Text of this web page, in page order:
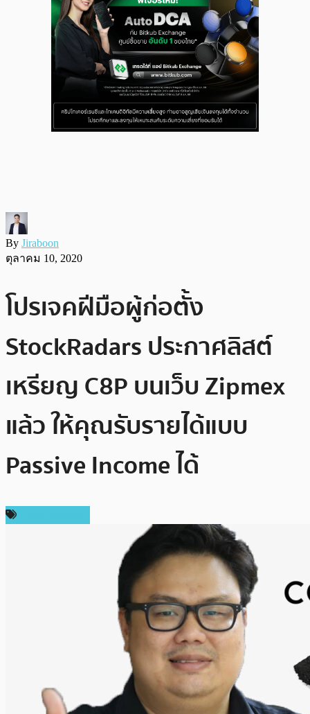
By Jiraboon
ตุลาคม 10, 2020
โปรเจคฝีมือผู้ก่อตั้ง
StockRadars ประกาศลิสต์
เหรียญ C8P บนเว็บ Zipmex
แล้ว ให้คุณรับรายได้แบบ
Passive Income ได้